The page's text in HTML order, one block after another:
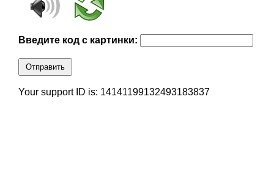
Введите код с картинки:
Отправить
Your support ID is: 14141199132493183837